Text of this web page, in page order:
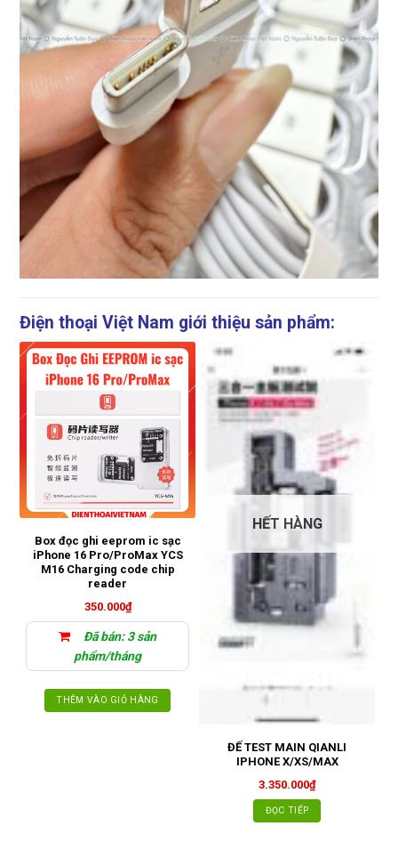
Điện thoại Việt Nam giới thiệu sản phẩm:
Box đọc ghi eeprom ic sạc
iPhone 16 Pro/ProMax YCS
M16 Charging code chip
reader
350.000₫
Đã bán: 3 sản
phẩm/tháng
THÊM VÀO GIỎ HÀNG
HẾT HÀNG
ĐẾ TEST MAIN QIANLI
IPHONE X/XS/MAX
3.350.000₫
ĐỌC TIẾP